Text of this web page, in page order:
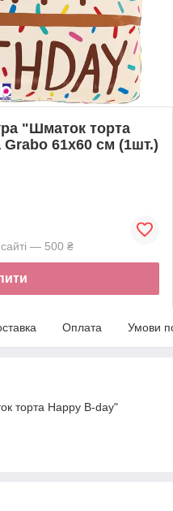
"Шматок торта
61x60 см (1шт.)
— 500 ₴
Оплата Умови
торта Happy B-day"